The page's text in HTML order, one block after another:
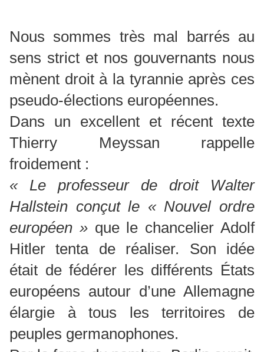
Nous sommes très mal barrés au
sens strict et nos gouvernants nous
mènent droit à la tyrannie après ces
pseudo-élections européennes.
Dans un excellent et récent texte
Thierry Meyssan rappelle
froidement :
« Le professeur de droit Walter
Hallstein conçut le « Nouvel ordre
européen »que le chancelier Adolf
Hitler tenta de réaliser. Son idée
était de fédérer les différents États
européens autour d’une Allemagne
élargie à tous les territoires de
peuples germanophones.